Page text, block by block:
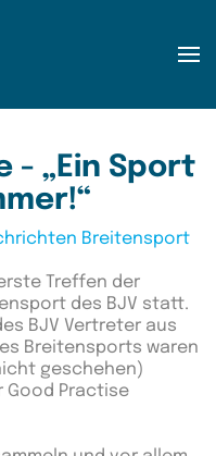
- „Ein Sport
Breitensport
Treffen der
des BJV statt.
BJV Vertreter aus
Breitensports waren
geschehen)
Good Practise